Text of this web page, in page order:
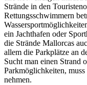
Strände in den
Rettungsschwimmern
ein Jachthafen oder
die Strände Mallorcas
allem die Parkplätze an
Sucht man einen Strand
Parkmöglichkeiten,
nehmen.